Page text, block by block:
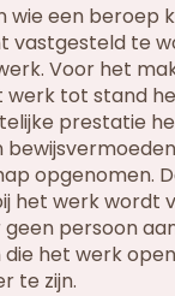
wie een beroep
vastgesteld te
Voor het
werk tot stand
prestatie
opgenomen.
het werk wordt
geen persoon
het werk
te zijn.